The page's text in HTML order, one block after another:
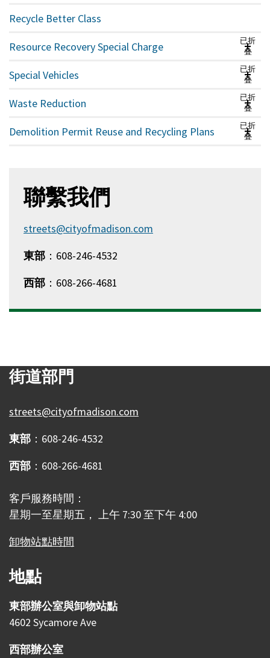
Recycle Better Class
Resource Recovery Special Charge
已折
叠
Special Vehicles
已折
叠
Waste Reduction
已折
叠
Demolition Permit Reuse and Recycling Plans
已折
叠
聯繫我們
streets@cityofmadison.com
東部 ：608-246-4532
西部 ：608-266-4681
街道部門
streets@cityofmadison.com
東部 ：608-246-4532
西部 ：608-266-4681
客戶服務時間：
星期一至星期五， 上午 7:30 至下午 4:00
卸物站點時間
地點
東部辦公室與卸物站點
4602 Sycamore Ave
西部辦公室